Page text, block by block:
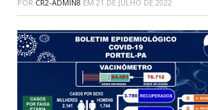
POR CR2-ADMIN8 EM 21 DE JULHO DE 2022